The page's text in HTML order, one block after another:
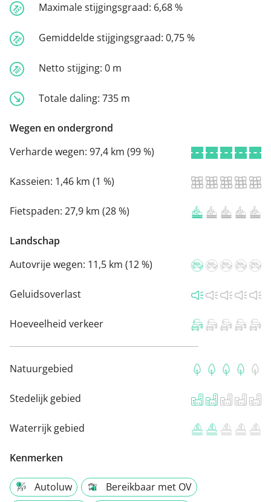
Maximale stijgingsgraad: 6,68 %
Gemiddelde stijgingsgraad: 0,75 %
Netto stijging: 0 m
Totale daling: 735 m
Wegen en ondergrond
Verharde wegen: 97,4 km (99 %)
Kasseien: 1,46 km (1 %)
Fietspaden: 27,9 km (28 %)
Landschap
Autovrije wegen: 11,5 km (12 %)
Geluidsoverlast
Hoeveelheid verkeer
Natuurgebied
Stedelijk gebied
Waterrijk gebied
Kenmerken
Autoluw Bereikbaar met OV